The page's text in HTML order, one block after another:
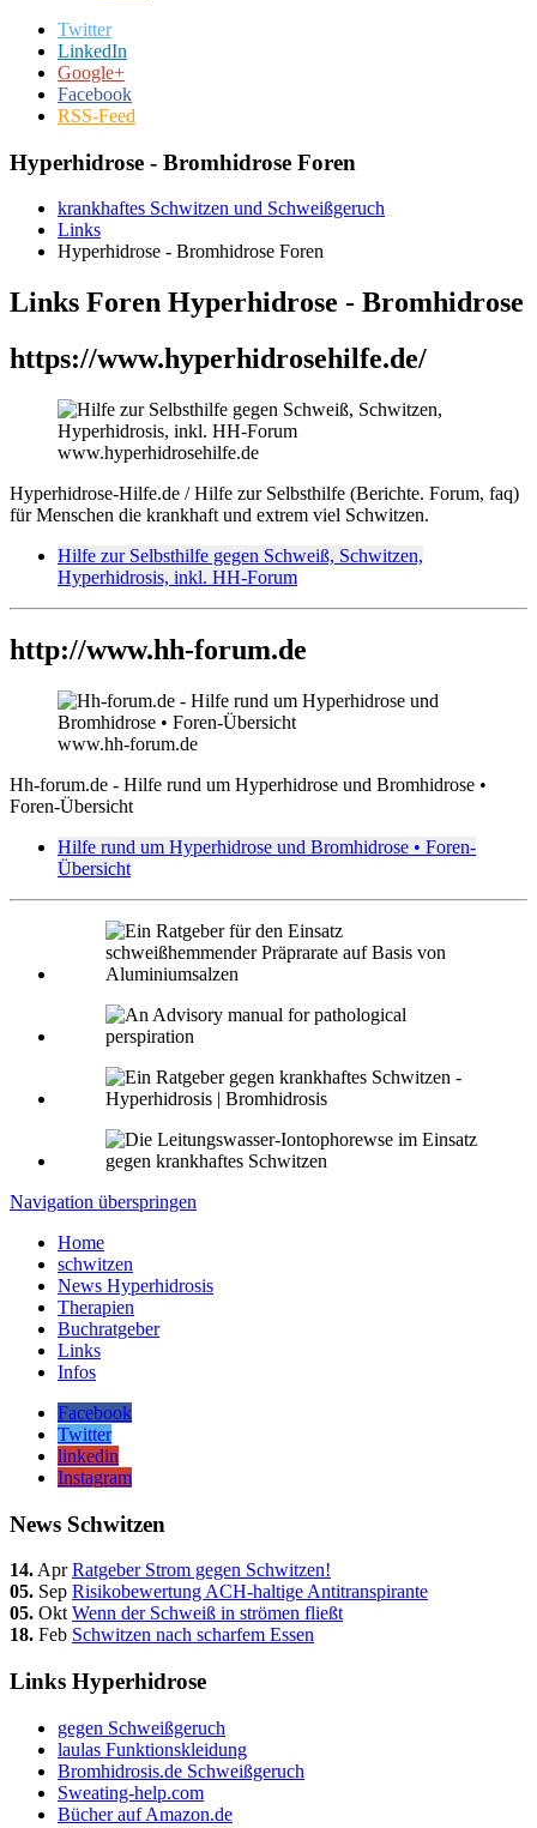
Twitter
LinkedIn
Google+
Facebook
RSS-Feed
Hyperhidrose - Bromhidrose Foren
krankhaftes Schwitzen und Schweißgeruch
Links
Hyperhidrose - Bromhidrose Foren
Links Foren Hyperhidrose - Bromhidrose
https://www.hyperhidrosehilfe.de/
www.hyperhidrosehilfe.de
Hyperhidrose-Hilfe.de / Hilfe zur Selbsthilfe (Berichte. Forum, faq)
für Menschen die krankhaft und extrem viel Schwitzen.
Hilfe zur Selbsthilfe gegen Schweiß, Schwitzen,
Hyperhidrosis, inkl. HH-Forum
http://www.hh-forum.de
www.hh-forum.de
Hh-forum.de - Hilfe rund um Hyperhidrose und Bromhidrose •
Foren-Übersicht
Hilfe rund um Hyperhidrose und Bromhidrose • Foren-
Übersicht
Navigation überspringen
Home
schwitzen
News Hyperhidrosis
Therapien
Buchratgeber
Links
Infos
Facebook
Twitter
linkedin
Instagram
News Schwitzen
14. AprRatgeber Strom gegen Schwitzen!
05. Sep Risikobewertung ACH-haltige Antitranspirante
05. Okt Wenn der Schweiß in strömen fließt
18. Feb Schwitzen nach scharfem Essen
Links Hyperhidrose
gegen Schweißgeruch
laulas Funktionskleidung
Bromhidrosis.de Schweißgeruch
Sweating-help.com
Bücher auf Amazon.de